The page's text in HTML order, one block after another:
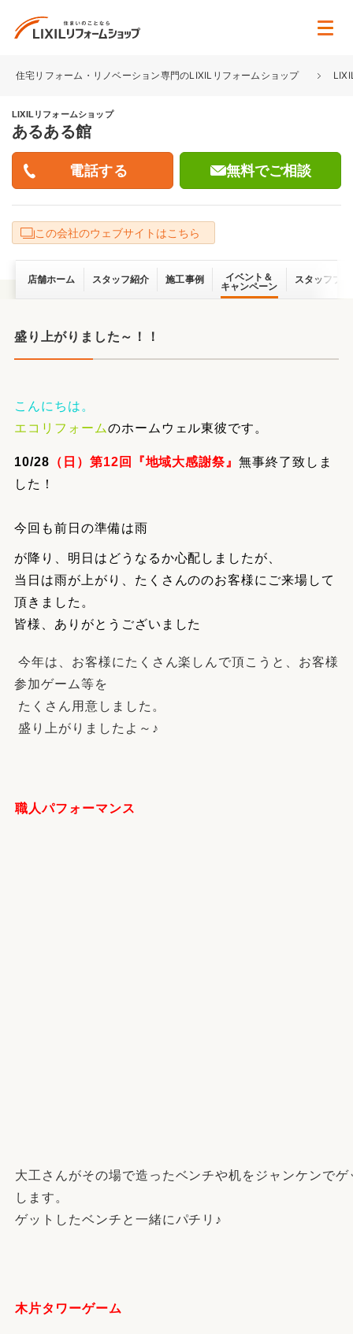
住宅リフォーム・リノベーション専門のLIXILリフォームショップ
LIXILリフォームショップ
あるある館
無料でご相談
この会社のウェブサイトはこちら
店舗ホーム スタッフ紹介 施工事例
イベント＆
キャンペーン
スタッフブ
盛り上がりました～！！
こんにちは。
エコリフォームのホームウェル東彼です。
10/28 （日）第12回 『地域大感謝祭』無事終了致しま
した！
今回も前日の準備は雨
が降り、明日はどうなるか心配しましたが、
当日は雨が上がり、たくさんののお客様にご来場して
頂きました。
皆様、ありがとうございました
今年は、お客様にたくさん楽しんで頂こうと、お客様
参加ゲーム等を
たくさん用意しました。
盛り上がりましたよ～♪
職人パフォーマンス
大工さんがその場で造ったベンチや机をジャンケンでゲ
します。
ゲットしたベンチと一緒にパチリ♪
木片タワーゲーム